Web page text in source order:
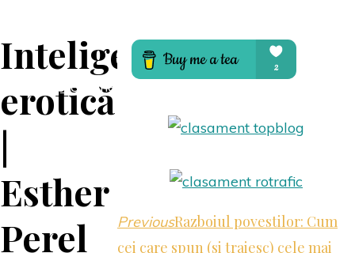
Despre mine
Inteligența
erotică
|
Esther
Perel
PreviousRazboiul povestilor: Cum
cei care spun (si traiesc) cele mai